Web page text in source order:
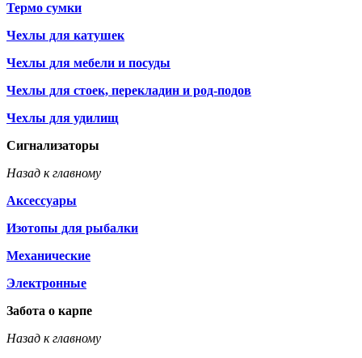
Термо сумки
Чехлы для катушек
Чехлы для мебели и посуды
Чехлы для стоек, перекладин и род-подов
Чехлы для удилищ
Сигнализаторы
Назад к главному
Аксессуары
Изотопы для рыбалки
Механические
Электронные
Забота о карпе
Назад к главному